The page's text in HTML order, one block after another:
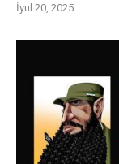
İyul 20, 2025